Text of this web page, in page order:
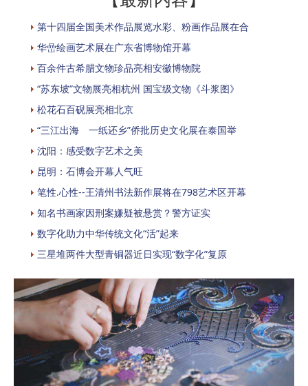
第十四届全国美术作品展览水彩、粉画作品展在合
华嵒绘画艺术展在广东省博物馆开幕
百余件古希腊文物珍品亮相安徽博物院
“苏东坡”文物展亮相杭州 国宝级文物《斗浆图》
松花石百砚展亮相北京
“三江出海 一纸还乡”侨批历史文化展在泰国举
沈阳：感受数字艺术之美
昆明：石博会开幕人气旺
笔性.心性--王清州书法新作展将在798艺术区开幕
知名书画家因刑案嫌疑被悬赏？警方证实
数字化助力中华传统文化“活”起来
三星堆两件大型青铜器近日实现“数字化”复原